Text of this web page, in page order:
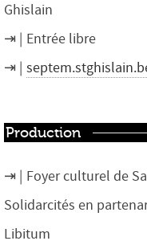
Ghislain
Entrée libre
Production
Foyer culturel de
Solidarcités en
Libitum